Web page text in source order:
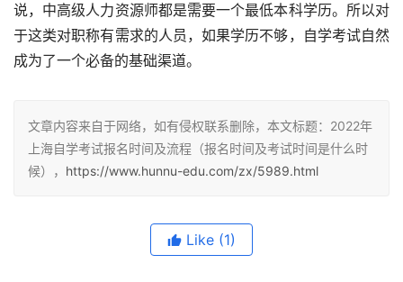
说，中高级人力资源师都是需要一个最低本科学历。所以对
于这类对职称有需求的人员，如果学历不够，自学考试自然
成为了一个必备的基础渠道。
文章内容来自于网络，如有侵权联系删除，本文标题：2022年
上海自学考试报名时间及流程（报名时间及考试时间是什么时
候）， https://www.hunnu-edu.com/zx/5989.html
Like (1)